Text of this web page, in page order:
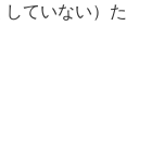
ていない）た